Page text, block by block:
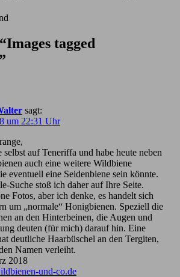
tagged
sagt:
um 22:31 Uhr
selbst auf Teneriffa und habe heute neben
auch eine weitere Wildbiene
eventuell eine Seidenbiene sein könnte.
Suche stoß ich daher auf Ihre Seite.
Fotos, aber ich denke, es handelt sich
um „normale“ Honigbienen. Speziell die
an den Hinterbeinen, die Augen und
deuten (für mich) darauf hin. Eine
deutliche Haarbüschel an den Tergiten,
Namen verleiht.
2018
und-co.de